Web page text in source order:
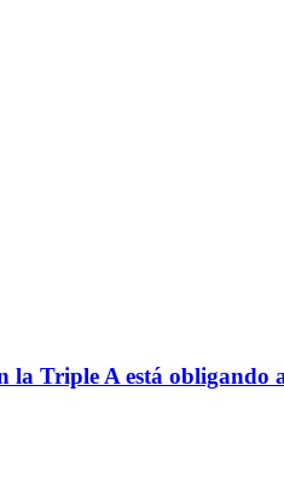
Triple A está obligando